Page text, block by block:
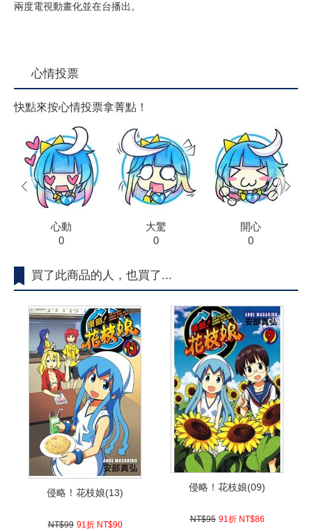
兩度電視動畫化並在台播出。
心情投票
快點來按心情投票拿菁點！
心動
0
大驚
0
開心
0
prev next
買了此商品的人，也買了...
侵略！花枝娘(13)
NT$99 91折 NT$90
侵略！花枝娘(09)
NT$95 91折 NT$86